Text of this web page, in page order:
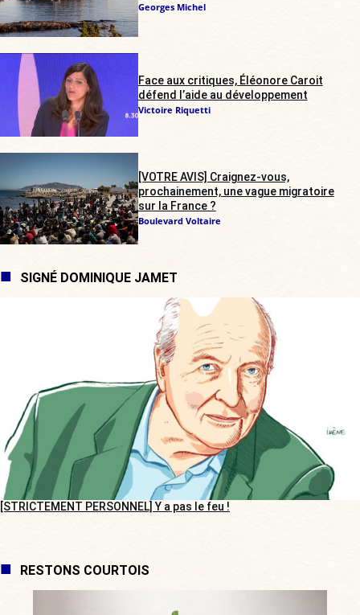
Georges Michel
Face aux critiques, Éléonore Caroit
défend l’aide au développement
Victoire Riquetti
[VOTRE AVIS] Craignez-vous,
prochainement, une vague migratoire
sur la France ?
Boulevard Voltaire
SIGNÉ DOMINIQUE JAMET
[STRICTEMENT PERSONNEL] Y a pas le feu !
RESTONS COURTOIS